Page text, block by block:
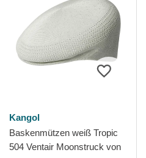
Kangol
Baskenmützen weiß Tropic
504 Ventair Moonstruck von